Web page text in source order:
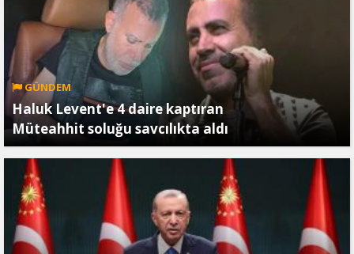
GÜNDEM
Haluk Levent'e 4 daire kaptıran
Müteahhit soluğu savcılıkta aldı